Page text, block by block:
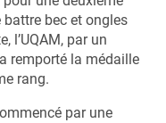
battre bec et ongles
l’UQAM, par un
remporté la médaille
rang.
par une